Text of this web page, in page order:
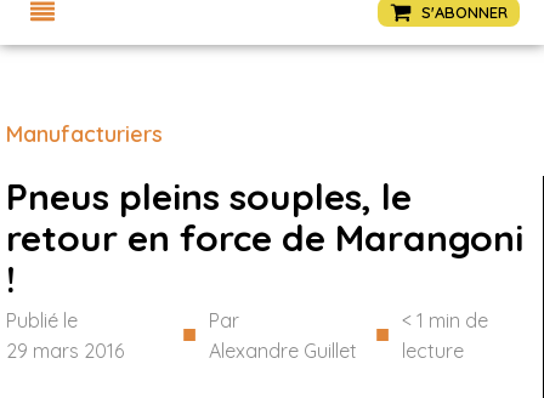
S'ABONNER
Manufacturiers
Pneus pleins souples, le
retour en force de Marangoni
!
Publié le
29 mars 2016
■ Par
Alexandre Guillet
■ < 1 min de
lecture